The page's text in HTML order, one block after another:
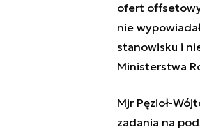
ofert
nie
stanowisku i
Ministerstwa
Mjr Pęzioł-
zadania na